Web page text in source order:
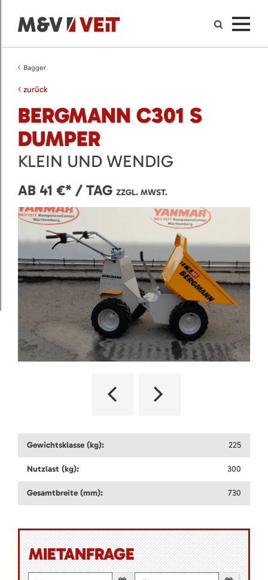
Bagger
zurück
BERGMANN C301 S
DUMPER
KLEIN UND WENDIG
AB 41 €* / TAG ZZGL. MWST.
Gewichtsklasse (kg): 225
Nutzlast (kg): 300
Gesamtbreite (mm): 730
MIETANFRAGE